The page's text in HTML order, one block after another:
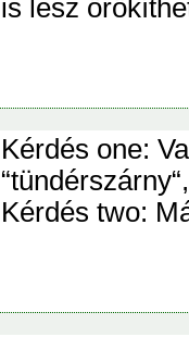
is lesz
Kérdés one:
Kérdés two: